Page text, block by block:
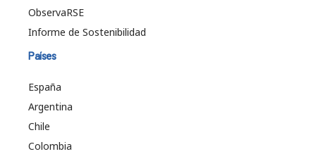
ObservaRSE
Informe de Sostenibilidad
Países
España
Argentina
Chile
Colombia